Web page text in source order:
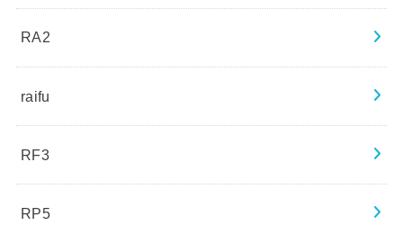
RA2
raifu
RF3
RP5